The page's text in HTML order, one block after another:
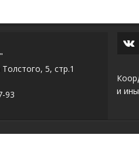
5, стр.1
93
и